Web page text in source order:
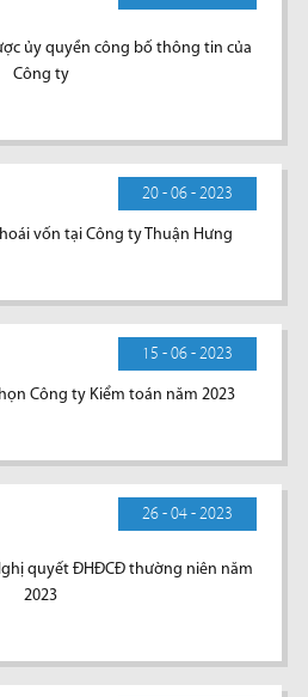
ủy quyền công bố thông tin của
Công ty
20 - 06 - 2023
vốn tại Công ty Thuận Hưng
15 - 06 - 2023
Công ty Kiểm toán năm 2023
26 - 04 - 2023
quyết ĐHĐCĐ thường niên năm
2023